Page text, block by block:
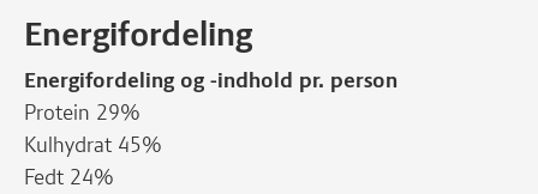
Energifordeling
Energifordeling og -indhold pr. person
Protein 29%
Kulhydrat 45%
Fedt 24%